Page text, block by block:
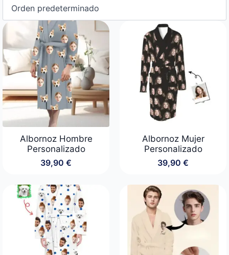
Albornoz Hombre
Personalizado
39,90 €
Albornoz Mujer
Personalizado
39,90 €